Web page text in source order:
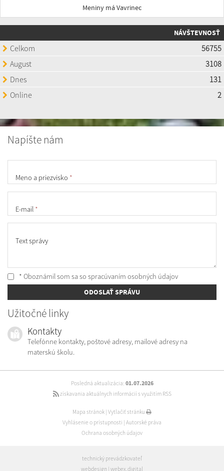
Meniny má Vavrinec
NÁVŠTEVNOSŤ
Napíšte nám
Meno a priezvisko *
E-mail *
Text správy
* Oboznámil som sa so spracúvaním osobných údajov
ODOSLAŤ SPRÁVU
Užitočné linky
Kontakty
Telefónne kontakty, poštové adresy, mailové adresy na
materskú školu.
Posledná aktualizácia: 01.07.2026
získavania aktuálnych informácií s využitím RSS
Mapa stránok Vytlačiť stránku
Vyhlásenie o prístupnosti Autorské práva
Ochrana osobných údajov
technický prevádzkovateľ
webdesign webex.digital